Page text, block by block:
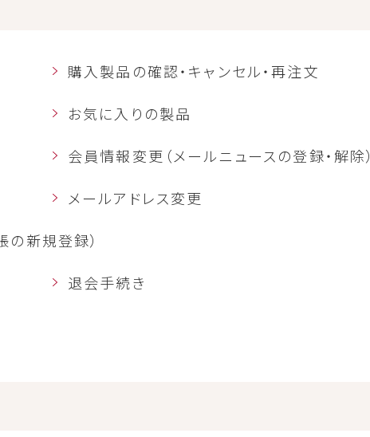
購入製品の確認・キャンセル・再注文
お気に入りの製品
会員情報変更（メールニュースの登録・解除）
メールアドレス変更
新規登録）
退会手続き